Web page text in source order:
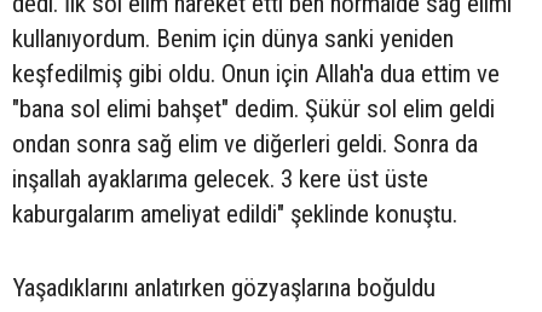
kullanıyordum. Benim için dünya sanki yeniden
keşfedilmiş gibi oldu. Onun için Allah'a dua ettim ve
"bana sol elimi bahşet" dedim. Şükür sol elim geldi
ondan sonra sağ elim ve diğerleri geldi. Sonra da
inşallah ayaklarıma gelecek. 3 kere üst üste
kaburgalarım ameliyat edildi" şeklinde konuştu.
Yaşadıklarını anlatırken gözyaşlarına boğuldu